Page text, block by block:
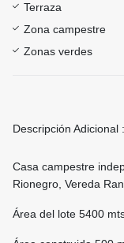
Terraza
Zona campestre
Zonas verdes
Descripción Adicional :
Casa campestre
Rionegro, Vereda
Área del lote 5400